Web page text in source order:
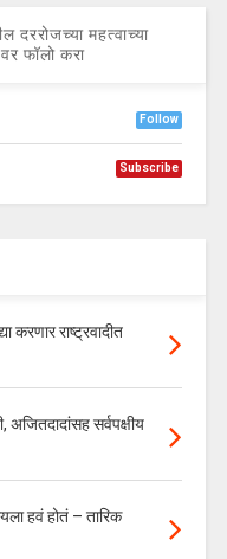
दररोजच्या महत्वाच्या
फॉलो करा
Follow
Subscribe
करणार राष्ट्रवादीत
अजितदादांसह सर्वपक्षीय
हवं होतं – तारिक